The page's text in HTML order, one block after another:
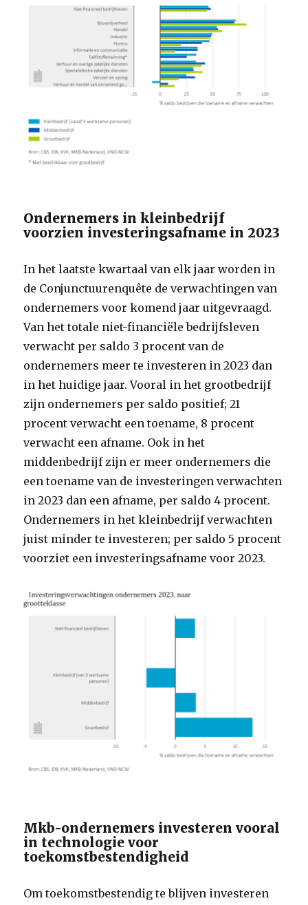
Ondernemers in kleinbedrijf
voorzien investeringsafname in 2023
In het laatste kwartaal van elk jaar worden in
de Conjunctuurenquête de verwachtingen van
ondernemers voor komend jaar uitgevraagd.
Van het totale niet-financiële bedrijfsleven
verwacht per saldo 3 procent van de
ondernemers meer te investeren in 2023 dan
in het huidige jaar. Vooral in het grootbedrijf
zijn ondernemers per saldo positief; 21
procent verwacht een toename, 8 procent
verwacht een afname. Ook in het
middenbedrijf zijn er meer ondernemers die
een toename van de investeringen verwachten
in 2023 dan een afname, per saldo 4 procent.
Ondernemers in het kleinbedrijf verwachten
juist minder te investeren; per saldo 5 procent
voorziet een investeringsafname voor 2023.
Mkb-ondernemers investeren vooral
in technologie voor
toekomstbestendigheid
Om toekomstbestendig te blijven investeren